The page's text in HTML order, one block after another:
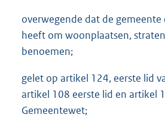
overwegende dat de gemeente
heeft om woonplaatsen,
benoemen;
gelet op artikel 124, eerste lid
artikel 108 eerste lid en artikel
Gemeentewet;